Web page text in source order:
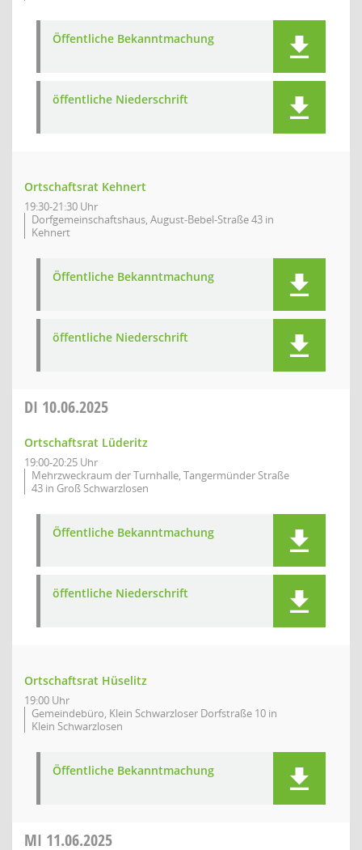
Öffentliche Bekanntmachung
öffentliche Niederschrift
Ortschaftsrat Kehnert
19:30-21:30 Uhr
Dorfgemeinschaftshaus, August-Bebel-Straße 43 in
Kehnert
Öffentliche Bekanntmachung
öffentliche Niederschrift
DI 10.06.2025
Ortschaftsrat Lüderitz
19:00-20:25 Uhr
Mehrzweckraum der Turnhalle, Tangermünder Straße
43 in Groß Schwarzlosen
Öffentliche Bekanntmachung
öffentliche Niederschrift
Ortschaftsrat Hüselitz
19:00 Uhr
Gemeindebüro, Klein Schwarzloser Dorfstraße 10 in
Klein Schwarzlosen
Öffentliche Bekanntmachung
MI 11.06.2025